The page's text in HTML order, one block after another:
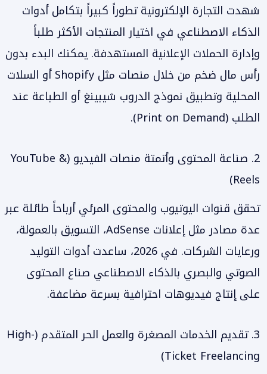
شهدت التجارة الإلكترونية تطوراً كبيراً بتكامل أدوات
الذكاء الاصطناعي في اختيار المنتجات الأكثر طلباً
وإدارة الحملات الإعلانية المستهدفة. يمكنك البدء بدون
رأس مال ضخم من خلال منصات مثل Shopify أو السلات
المحلية وتطبيق نموذج الدروب شيبينغ أو الطباعة عند
الطلب (Print on Demand).
2. صناعة المحتوى وأتمتة منصات الفيديو (YouTube &
Reels)
تحقق قنوات اليوتيوب والمحتوى المرئي أرباحاً طائلة عبر
عدة مصادر مثل إعلانات AdSense، التسويق بالعمولة،
ورعايات الشركات. في 2026، ساعدت أدوات التوليد
الصوتي والبصري بالذكاء الاصطناعي صناع المحتوى
على إنتاج فيديوهات احترافية بسرعة مضاعفة.
3. تقديم الخدمات المصغرة والعمل الحر المتقدم (High-
Ticket Freelancing)